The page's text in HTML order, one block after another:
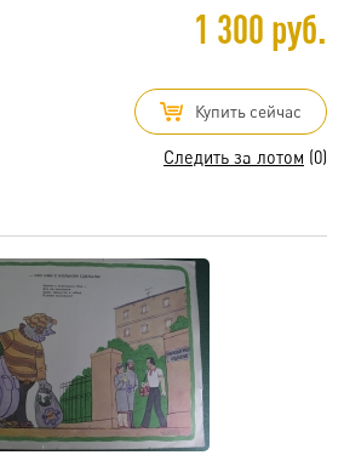
1 300 руб.
Купить сейчас
Следить за лотом (0)